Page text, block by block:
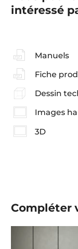
intéressé
Manuels
Fiche
Dessin
Images
3D
Compléter